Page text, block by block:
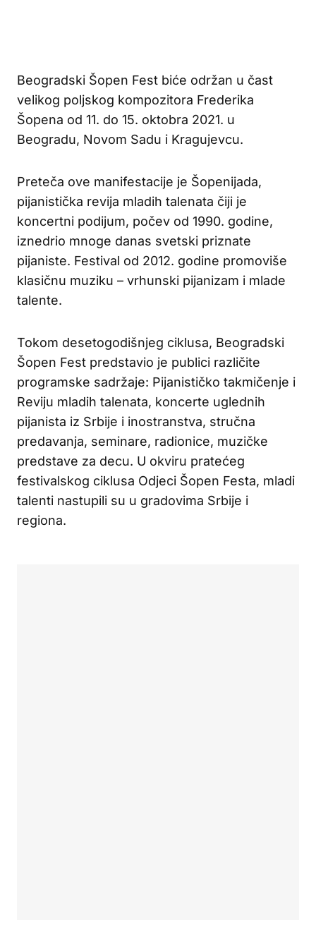
Beogradski Šopen Fest biće održan u čast
velikog poljskog kompozitora Frederika
Šopena od 11. do 15. oktobra 2021. u
Beogradu, Novom Sadu i Kragujevcu.
Preteča ove manifestacije je Šopenijada,
pijanistička revija mladih talenata čiji je
koncertni podijum, počev od 1990. godine,
iznedrio mnoge danas svetski priznate
pijaniste. Festival od 2012. godine promoviše
klasičnu muziku – vrhunski pijanizam i mlade
talente.
Tokom desetogodišnjeg ciklusa, Beogradski
Šopen Fest predstavio je publici različite
programske sadržaje: Pijanističko takmičenje i
Reviju mladih talenata, koncerte uglednih
pijanista iz Srbije i inostranstva, stručna
predavanja, seminare, radionice, muzičke
predstave za decu. U okviru pratećeg
festivalskog ciklusa Odjeci Šopen Festa, mladi
talenti nastupili su u gradovima Srbije i
regiona.